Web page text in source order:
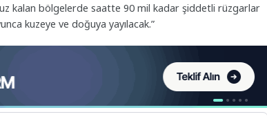
kalan bölgelerde saatte 90 mil kadar şiddetli rüzgarlar
kuzeye ve doğuya yayılacak.”